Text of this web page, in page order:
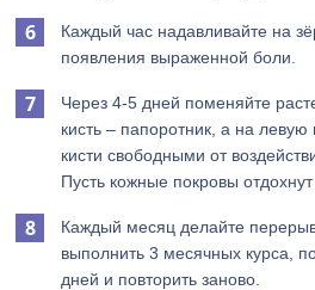
Каждый час надавливайте на
появления выраженной боли.
Через 4-5 дней поменяйте
кисть – папоротник, а на левую
кисти свободными от
Пусть кожные покровы отдохнут
Каждый месяц делайте
выполнить 3 месячных курса,
дней и повторить заново.